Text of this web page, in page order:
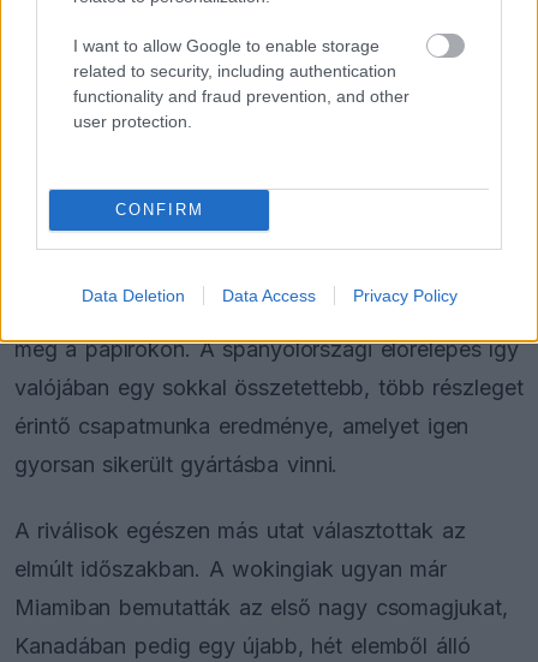
I want to allow Google to enable storage
related to security, including authentication
functionality and fraud prevention, and other
user protection.
CONFIRM
Data Deletion Data Access Privacy Policy
Titkok a lemezek alatt
Az FIA hivatalos dokumentumaiban ráadásul
kötelező feltüntetni, így a nagyközönség számára
sok részlet rejtve marad. A mechanikai
valamint a szimulátorban töltött órák nem jelennek
meg a papírokon. A spanyolországi előrelépés így
valójában egy sokkal összetettebb, több részleget
érintő csapatmunka eredménye, amelyet igen
gyorsan sikerült gyártásba vinni.
A riválisok egészen más utat választottak az
elmúlt időszakban. A wokingiak ugyan már
Miamiban bemutatták az első nagy csomagjukat,
Kanadában pedig egy újabb, hét elemből álló